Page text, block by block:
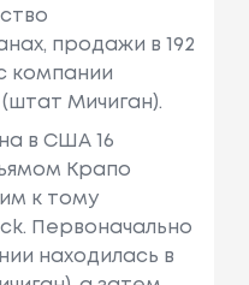
продажи в 192
компании
Мичиган).
в США 16
Крапо
к тому
Первоначально
находилась в